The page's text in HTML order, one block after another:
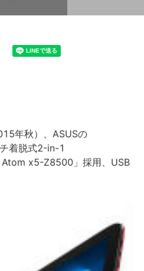
年秋）、ASUSの
着脱式2-in-1
x5-Z8500」採用、USB